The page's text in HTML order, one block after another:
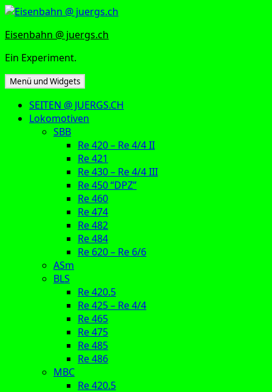
Zum
springen
Eisenbahn @ juergs.ch
Ein Experiment.
Menü und Widgets
SEITEN @ JUERGS.CH
Lokomotiven
SBB
Re 420 – Re 4/4 II
Re 421
Re 430 – Re 4/4 III
Re 450 “DPZ”
Re 460
Re 474
Re 482
Re 484
Re 620 – Re 6/6
ASm
BLS
Re 420.5
Re 425 – Re 4/4
Re 465
Re 475
Re 485
Re 486
MBC
Re 420.5